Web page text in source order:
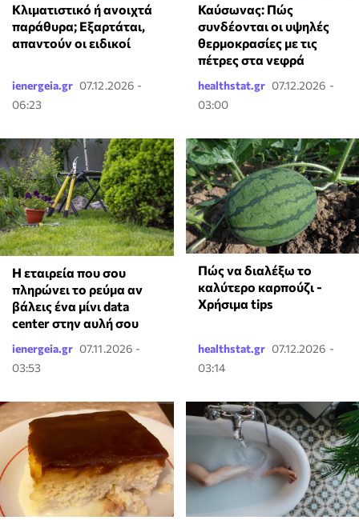
Κλιματιστικό ή ανοιχτά
παράθυρα; Εξαρτάται,
απαντούν οι ειδικοί
ienergeia.gr 07.12.2026 -
06:23
Καύσωνας: Πώς
συνδέονται οι υψηλές
θερμοκρασίες με τις
πέτρες στα νεφρά
healthstat.gr 07.12.2026 -
03:00
Η εταιρεία που σου
πληρώνει το ρεύμα αν
βάλεις ένα μίνι data
center στην αυλή σου
ienergeia.gr 07.11.2026 -
03:53
Πώς να διαλέξω το
καλύτερο καρπούζι -
Χρήσιμα tips
healthstat.gr 07.12.2026 -
03:14